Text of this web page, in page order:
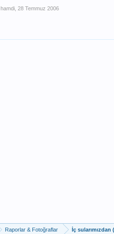
hamdi 28 Temmuz 2006
Raporlar & Fotoğraflar İç sularımızdan